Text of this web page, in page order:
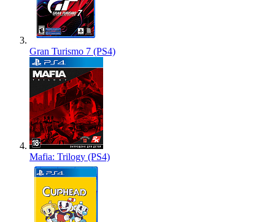
Gran Turismo 7 (PS4)
Mafia: Trilogy (PS4)